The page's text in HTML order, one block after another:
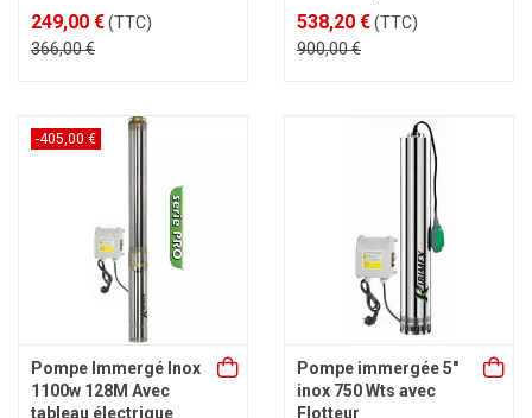
249,00 €(TTC)
366,00 €
538,20 €(TTC)
900,00 €
-405,00 €
Pompe Immergé Inox
1100w 128M Avec
tableau électrique
Pompe immergée 5"
inox 750 Wts avec
Flotteur